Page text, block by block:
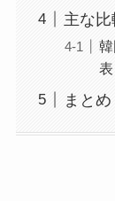
主な比
表
まとめ